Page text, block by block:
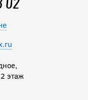
02
этаж